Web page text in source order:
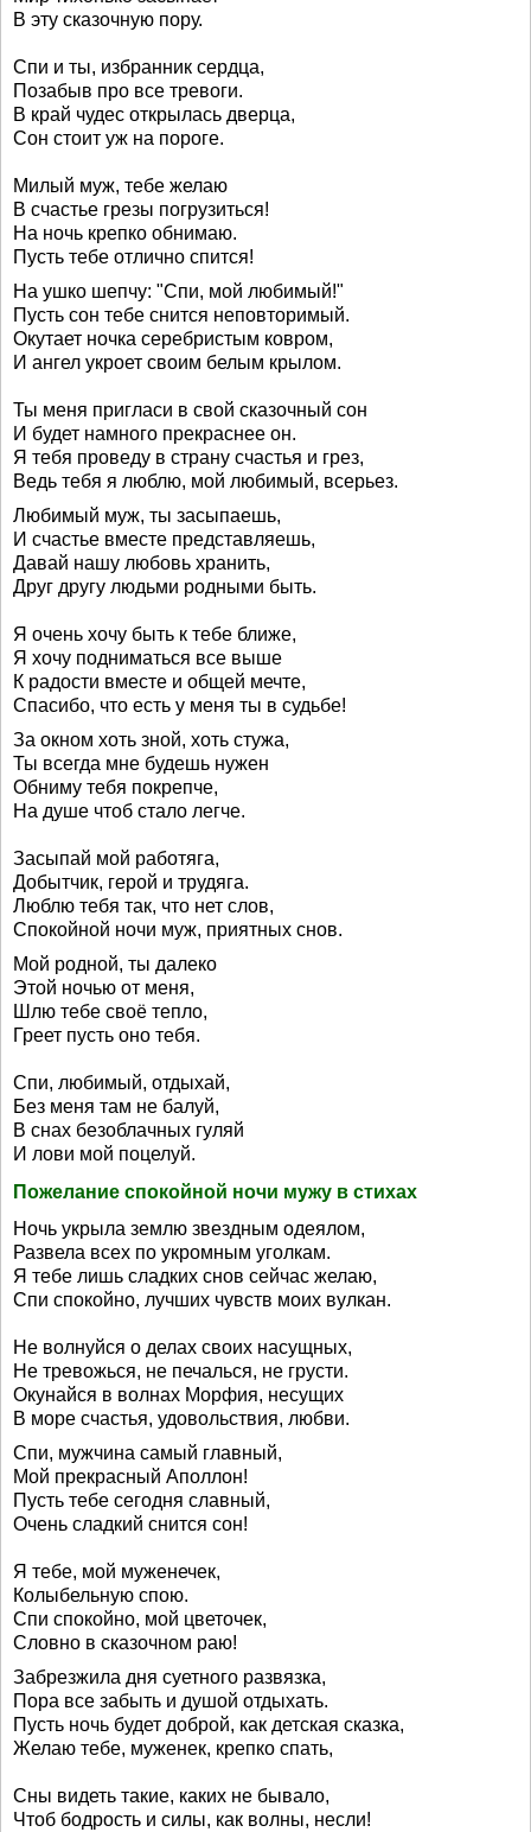
В эту сказочную пору.
Спи и ты, избранник сердца,
Позабыв про все тревоги.
В край чудес открылась дверца,
Сон стоит уж на пороге.
Милый муж, тебе желаю
В счастье грезы погрузиться!
На ночь крепко обнимаю.
Пусть тебе отлично спится!
На ушко шепчу: "Спи, мой любимый!"
Пусть сон тебе снится неповторимый.
Окутает ночка серебристым ковром,
И ангел укроет своим белым крылом.
Ты меня пригласи в свой сказочный сон
И будет намного прекраснее он.
Я тебя проведу в страну счастья и грез,
Ведь тебя я люблю, мой любимый, всерьез.
Любимый муж, ты засыпаешь,
И счастье вместе представляешь,
Давай нашу любовь хранить,
Друг другу людьми родными быть.
Я очень хочу быть к тебе ближе,
Я хочу подниматься все выше
К радости вместе и общей мечте,
Спасибо, что есть у меня ты в судьбе!
За окном хоть зной, хоть стужа,
Ты всегда мне будешь нужен
Обниму тебя покрепче,
На душе чтоб стало легче.
Засыпай мой работяга,
Добытчик, герой и трудяга.
Люблю тебя так, что нет слов,
Спокойной ночи муж, приятных снов.
Мой родной, ты далеко
Этой ночью от меня,
Шлю тебе своё тепло,
Греет пусть оно тебя.
Спи, любимый, отдыхай,
Без меня там не балуй,
В снах безоблачных гуляй
И лови мой поцелуй.
Пожелание спокойной ночи мужу в стихах
Ночь укрыла землю звездным одеялом,
Развела всех по укромным уголкам.
Я тебе лишь сладких снов сейчас желаю,
Спи спокойно, лучших чувств моих вулкан.
Не волнуйся о делах своих насущных,
Не тревожься, не печалься, не грусти.
Окунайся в волнах Морфия, несущих
В море счастья, удовольствия, любви.
Спи, мужчина самый главный,
Мой прекрасный Аполлон!
Пусть тебе сегодня славный,
Очень сладкий снится сон!
Я тебе, мой муженечек,
Колыбельную спою.
Спи спокойно, мой цветочек,
Словно в сказочном раю!
Забрезжила дня суетного развязка,
Пора все забыть и душой отдыхать.
Пусть ночь будет доброй, как детская сказка,
Желаю тебе, муженек, крепко спать,
Сны видеть такие, каких не бывало,
Чтоб бодрость и силы, как волны, несли!